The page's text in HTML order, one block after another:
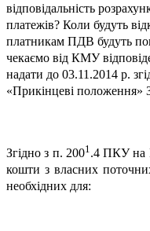
відповідальність
платежів? Коли будуть
платникам ПДВ будуть
чекаємо від КМУ
надати до 03.11.2014 р.
«Прикінцеві положення»
Згідно з п. 2001 .4 ПКУ на
кошти з власних
необхідних для: